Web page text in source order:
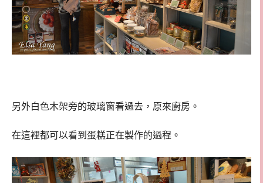
另外白色木架旁的玻璃窗看過去，原來廚房。
在這裡都可以看到蛋糕正在製作的過程。